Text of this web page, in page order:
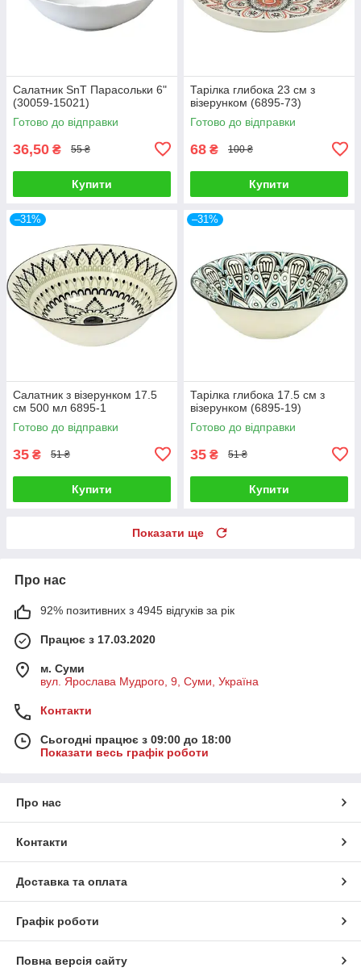
Салатник SnT Парасольки 6"
(30059-15021)
Готово до відправки
36,50 ₴ 55 ₴
Купити
Тарілка глибока 23 см з
візерунком (6895-73)
Готово до відправки
68 ₴ 100 ₴
Купити
–31%
Салатник з візерунком 17.5
см 500 мл 6895-1
Готово до відправки
35 ₴ 51 ₴
Купити
–31%
Тарілка глибока 17.5 см з
візерунком (6895-19)
Готово до відправки
35 ₴ 51 ₴
Купити
Показати ще
Про нас
92% позитивних з 4945 відгуків за рік
Працює з 17.03.2020
м. Суми
вул. Ярослава Мудрого, 9, Суми, Україна
Контакти
Сьогодні працює з 09:00 до 18:00
Показати весь графік роботи
Про нас
Контакти
Доставка та оплата
Графік роботи
Повна версія сайту